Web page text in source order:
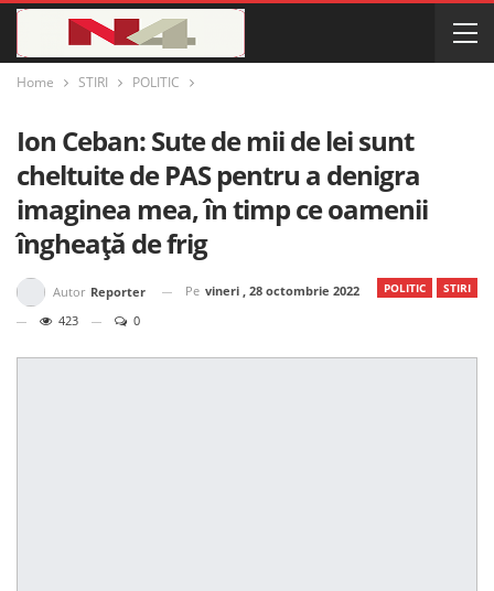
Home STIRI POLITIC
Ion Ceban: Sute de mii de lei sunt
cheltuite de PAS pentru a denigra
imaginea mea, în timp ce oamenii
îngheață de frig
POLITIC STIRI
Autor Reporter Pe vineri , 28 octombrie 2022
423
0